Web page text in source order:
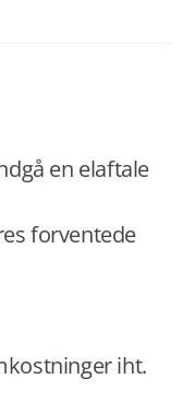
en elaftale
forventede
iht.